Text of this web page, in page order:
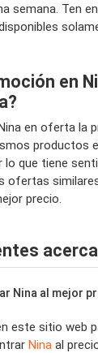
semana. Ten
en
en oferta la
productos
lo que tiene
ofertas
precio.
acerca
Nina al mejor
este sitio web
Nina al